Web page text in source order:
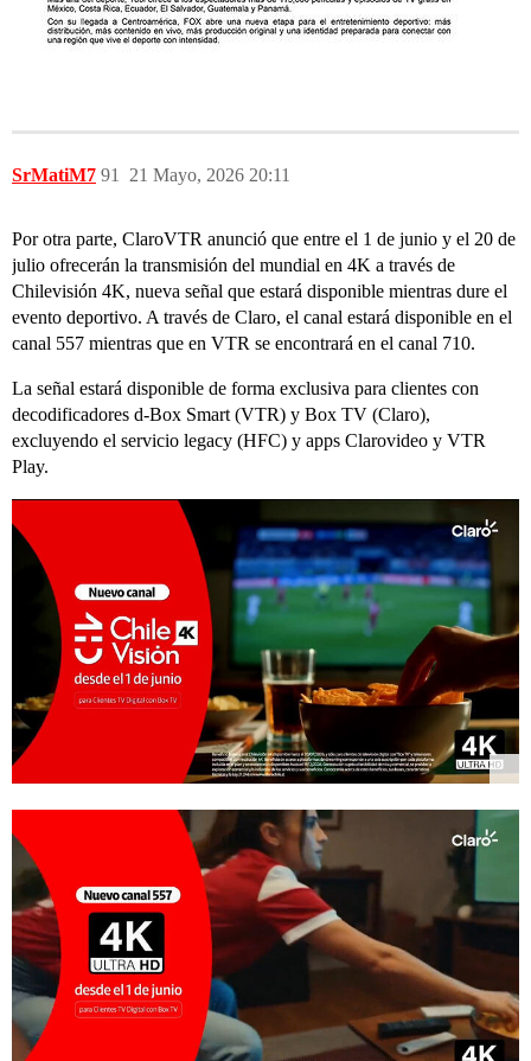
SrMatiM7 21 Mayo, 2026 20:11
91
Por otra parte, ClaroVTR anunció que entre el 1 de junio y el 20 de
julio ofrecerán la transmisión del mundial en 4K a través de
Chilevisión 4K, nueva señal que estará disponible mientras dure el
evento deportivo. A través de Claro, el canal estará disponible en el
canal 557 mientras que en VTR se encontrará en el canal 710.
La señal estará disponible de forma exclusiva para clientes con
decodificadores d-Box Smart (VTR) y Box TV (Claro),
excluyendo el servicio legacy (HFC) y apps Clarovideo y VTR
Play.